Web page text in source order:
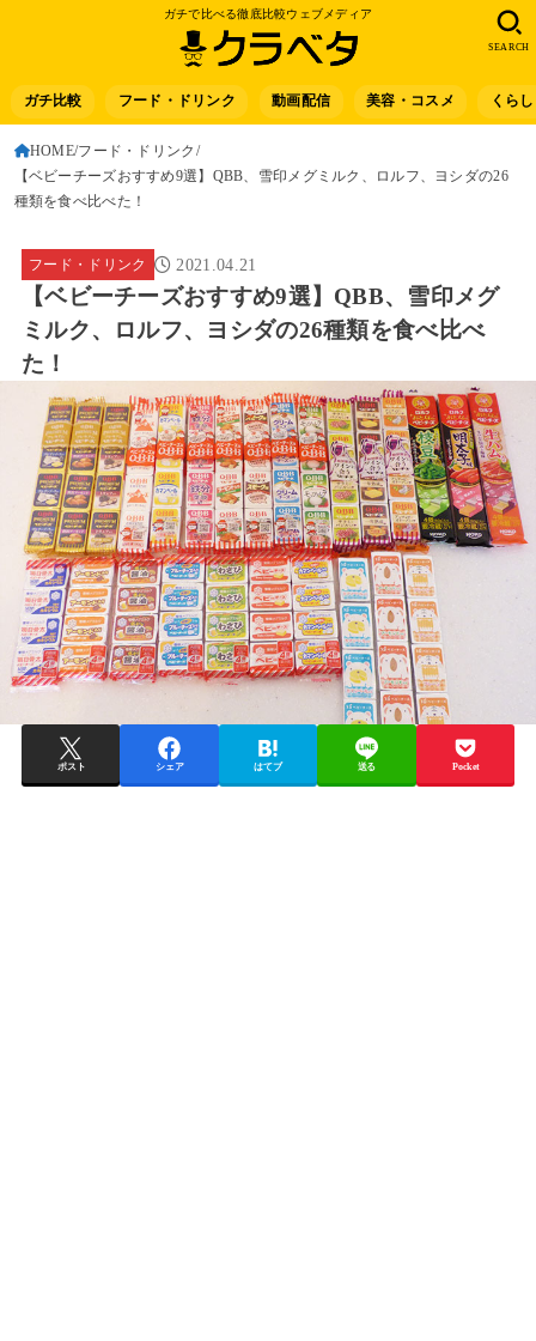
ガチで比べる徹底比較ウェブメディア
ガチ比較 フード・ドリンク 動画配信 美容・コスメ くらし
SEARCH
HOME フード・ドリンク
【ベビーチーズおすすめ9選】QBB、雪印メグミルク、ロルフ、ヨシダの26
種類を食べ比べた！
フード・ドリンク 2021.04.21
【ベビーチーズおすすめ9選】QBB、雪印メグ
ミルク、ロルフ、ヨシダの26種類を食べ比べ
た！
ポスト シェア はてブ 送る Pocket